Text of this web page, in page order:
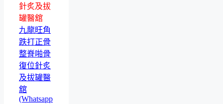
針炙及拔
罐醫舘
九龍旺角
跌打正骨
整脊啪骨
復位針炙
及拔罐醫
舘
(Whatsapp